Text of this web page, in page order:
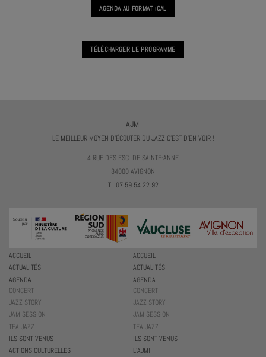
AGENDA AU FORMATICAL
TÉLÉCHARGER LE PROGRAMME
AJMI
LE MEILLEUR MOYEN D'ÉCOUTER DU JAZZ C'EST D'EN VOIR !
4 RUE DES ESC. DE SAINTE-ANNE
84000 AVIGNON
T. 07 59 54 22 92
ACCUEIL
ACTUALITÉS
AGENDA
CONCERT
JAZZ STORY
JAM SESSION
TEA JAZZ
ILS SONT VENUS
ACCUEIL
ACTUALITÉS
AGENDA
CONCERT
JAZZ STORY
JAM SESSION
TEA JAZZ
ILS SONT VENUS
ACTIONS CULTURELLES
L’AJMI